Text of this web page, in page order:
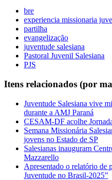
bre
experiencia missionaria
partilha
evangelização
juventude salesiana
Pastoral Juvenil Salesiana
PJS
Itens relacionados (por
Juventude Salesiana vive
durante a AMJ Paraná
CESAM-DF acolhe
Semana Missionária
jovens no Estado de SP
Salesianas inauguram
Mazzarello
Apresentado o relatório de
Juventude no Brasil-2025”